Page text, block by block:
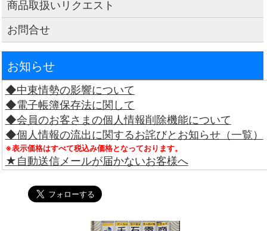
商品取扱いリクエスト
お問合せ
お知らせ
◆中東情勢の影響について
◆電子帳簿保存法に関して
◆会員のお客さまの個人情報削除機能について
◆個人情報の流出に関するお詫びとお知らせ（一覧）
※表示価格はすべて税込み価格となっております。
★自動送信メールが届かないお客様へ